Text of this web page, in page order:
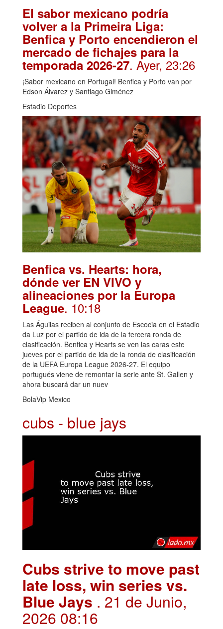
El sabor mexicano podría
volver a la Primeira Liga:
Benfica y Porto encendieron el
mercado de fichajes para la
temporada 2026-27. Ayer, 23:26
¡Sabor mexicano en Portugal! Benfica y Porto van por
Edson Álvarez y Santiago Giménez
Estadio Deportes
Benfica vs. Hearts: hora,
dónde ver EN VIVO y
alineaciones por la Europa
League. 10:18
Las Águilas reciben al conjunto de Escocia en el Estadio
da Luz por el partido de ida de la tercera ronda de
clasificación. Benfica y Hearts se ven las caras este
jueves por el partido de ida de la ronda de clasificación
de la UEFA Europa League 2026-27. El equipo
portugués viene de remontar la serie ante St. Gallen y
ahora buscará dar un nuev
BolaVip Mexico
cubs - blue jays
Cubs strive to move past
late loss, win series vs.
Blue Jays . 21 de Junio,
2026 08:16